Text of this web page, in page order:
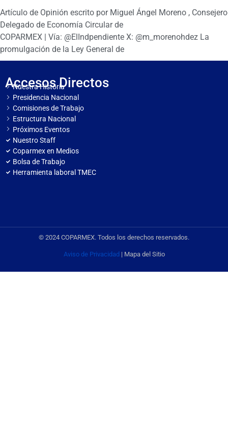
Artículo de Opinión escrito por Miguel Ángel Moreno , Consejero
Delegado de Economía Circular de
COPARMEX | Vía: @ElIndpendiente X: @m_morenohdez La
promulgación de la Ley General de
Accesos Directos
Nuestra Historia
Presidencia Nacional
Comisiones de Trabajo
Estructura Nacional
Próximos Eventos
Nuestro Staff
Coparmex en Medios
Bolsa de Trabajo
Herramienta laboral TMEC
© 2024 COPARMEX. Todos los derechos reservados.
Aviso de Privacidad | Mapa del Sitio